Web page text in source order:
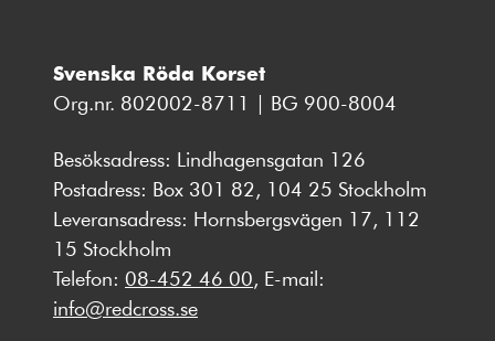
Svenska Röda Korset
Org.nr. 802002-8711 | BG 900-8004
Besöksadress: Lindhagensgatan 126
Postadress: Box 301 82, 104 25 Stockholm
Leveransadress: Hornsbergsvägen 17, 112
15 Stockholm
Telefon: 08-452 46 00, E-mail:
info@redcross.se